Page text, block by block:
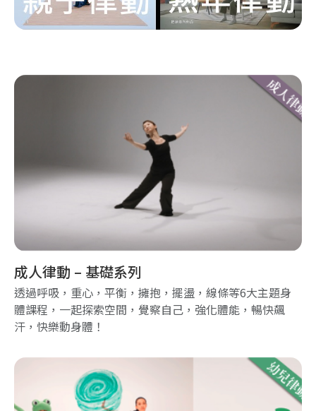
成人律動 – 基礎系列
透過呼吸，重心，平衡，擁抱，擺盪，線條等6大主題身
體課程，一起探索空間，覺察自己，強化體能，暢快飆
汗，快樂動身體！